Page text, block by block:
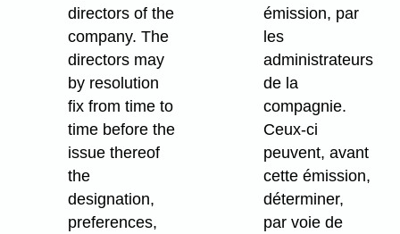
directors of the
company. The
directors may
by resolution
fix from time to
time before the
issue thereof
the
designation,
preferences,
émission, par
les
administrateurs
de la
compagnie.
Ceux-ci
peuvent, avant
cette émission,
déterminer,
par voie de